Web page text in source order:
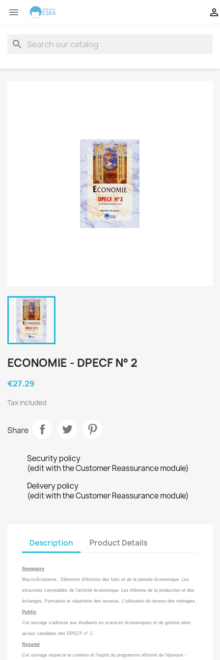
 
search
ECONOMIE - DPECF N° 2
€27.29
Tax included
Share
Security policy
(edit with the Customer Reassurance module)
Delivery policy
(edit with the Customer Reassurance module)
Description Product Details
Sommaire
Macro-Economie : Eléments d'Histoire des faits et de la pensée économique. Les
structures comptables de l'activité économique. Les théories de la production et des
échanges. Formation et répartition des revenus. L'utilisation du revenu des ménages.
Public
Cet ouvrage s'adresse aux étudiants en sciences économiques et de gestion ainsi
qu'aux candidats des DPECF n° 2.
Resumé
Cet ouvrage respecte le contenu et l'esprit du programme réformé de l'épreuve -